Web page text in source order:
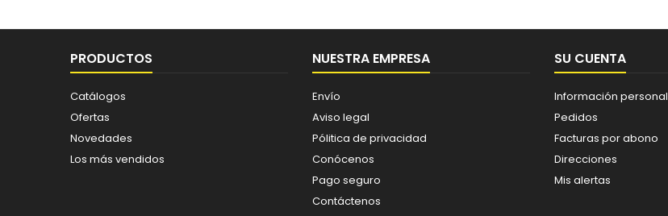
PRODUCTOS
Catálogos
Ofertas
Novedades
Los más vendidos
NUESTRA EMPRESA
Envío
Aviso legal
Pólitica de privacidad
Conócenos
Pago seguro
Contáctenos
SU CUENTA
Información personal
Pedidos
Facturas por abono
Direcciones
Mis alertas